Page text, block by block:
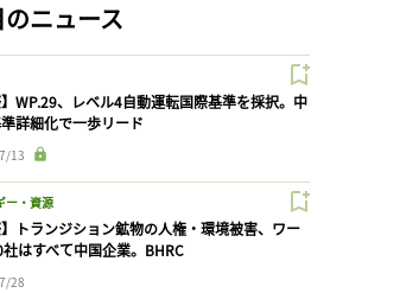
ニュース
】WP.29、レベル4自動運転国際基準を採択。中
詳細化で一歩リード
13
ー・資源
】トランジション鉱物の人権・環境被害、ワー
はすべて中国企業。BHRC
28